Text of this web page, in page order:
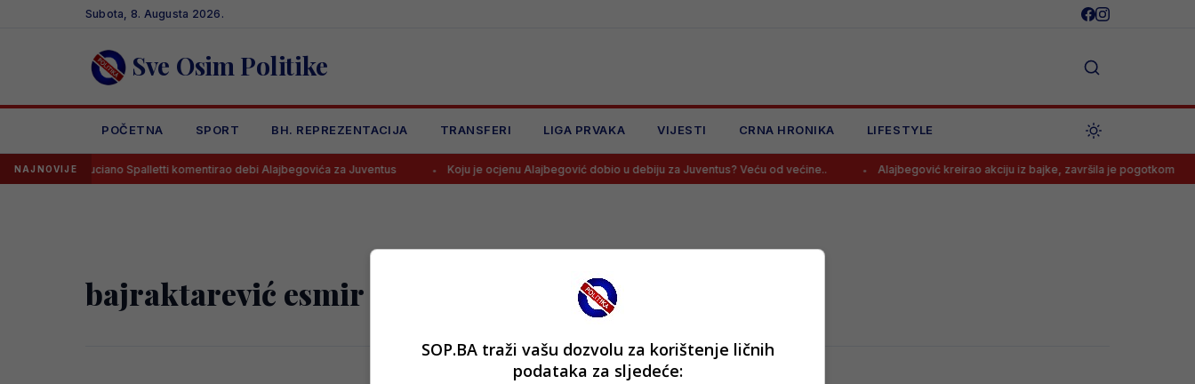
Subota, 8. Augusta 2026.
Sve Osim Politike
POČETNA SPORT BH. REPREZENTACIJA TRANSFERI LIGA PRVAKA VIJESTI CRNA HRONIKA LIFESTYLE
NAJNOVIJELuciano Spalletti komentirao debi Alajbegovića za Juventus Koju je ocjenu Alajbegović dobio u debiju za Juventus? Veću od većine.. Alajbegović kreirao akciju iz bajke, završila je pogotkom
bajraktarević esmir
SOP.BA traži vašu dozvolu za korištenje ličnih
podataka za sljedeće: